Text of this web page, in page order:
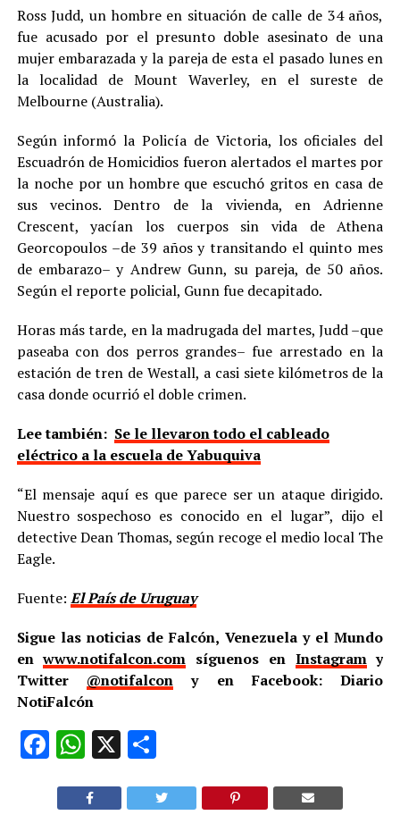
Ross Judd, un hombre en situación de calle de 34 años,
fue acusado por el presunto doble asesinato de una
mujer embarazada y la pareja de esta el pasado lunes en
la localidad de Mount Waverley, en el sureste de
Melbourne (Australia).
Según informó la Policía de Victoria, los oficiales del
Escuadrón de Homicidios fueron alertados el martes por
la noche por un hombre que escuchó gritos en casa de
sus vecinos. Dentro de la vivienda, en Adrienne
Crescent, yacían los cuerpos sin vida de Athena
Georcopoulos –de 39 años y transitando el quinto mes
de embarazo– y Andrew Gunn, su pareja, de 50 años.
Según el reporte policial, Gunn fue decapitado.
Horas más tarde, en la madrugada del martes, Judd –que
paseaba con dos perros grandes– fue arrestado en la
estación de tren de Westall, a casi siete kilómetros de la
casa donde ocurrió el doble crimen.
Lee también: Se le llevaron todo el cableado
eléctrico a la escuela de Yabuquiva
“El mensaje aquí es que parece ser un ataque dirigido.
Nuestro sospechoso es conocido en el lugar”, dijo el
detective Dean Thomas, según recoge el medio local The
Eagle.
Fuente: El País de Uruguay
Sigue las noticias de Falcón, Venezuela y el Mundo
enwww.notifalcon.com síguenos en Instagramy
Twitter @notifalcon y en Facebook: Diario
NotiFalcón
Facebook
WhatsApp
X Compartir